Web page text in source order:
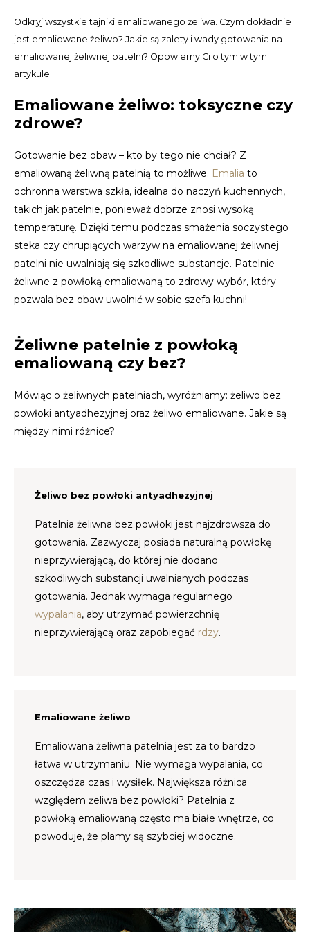
Polski
CHF
INR
CZK
DKK
ECS
LVL
MXN
Odkryj wszystkie tajniki emaliowanego żeliwa. Czym dokładnie
jest emaliowane żeliwo? Jakie są zalety i wady gotowania na
emaliowanej żeliwnej patelni? Opowiemy Ci o tym w tym
artykule.
Emaliowane żeliwo: toksyczne czy
zdrowe?
Gotowanie bez obaw – kto by tego nie chciał? Z
emaliowaną żeliwną patelnią to możliwe. Emalia to
ochronna warstwa szkła, idealna do naczyń kuchennych,
takich jak patelnie, ponieważ dobrze znosi wysoką
temperaturę. Dzięki temu podczas smażenia soczystego
steka czy chrupiących warzyw na emaliowanej żeliwnej
patelni nie uwalniają się szkodliwe substancje. Patelnie
żeliwne z powłoką emaliowaną to zdrowy wybór, który
pozwala bez obaw uwolnić w sobie szefa kuchni!
Żeliwne patelnie z powłoką
emaliowaną czy bez?
Mówiąc o żeliwnych patelniach, wyróżniamy: żeliwo bez
powłoki antyadhezyjnej oraz żeliwo emaliowane. Jakie są
między nimi różnice?
Żeliwo bez powłoki antyadhezyjnej
Patelnia żeliwna bez powłoki jest najzdrowsza do
gotowania. Zazwyczaj posiada naturalną powłokę
nieprzywierającą, do której nie dodano
szkodliwych substancji uwalnianych podczas
gotowania. Jednak wymaga regularnego
wypalania, aby utrzymać powierzchnię
nieprzywierającą oraz zapobiegać rdzy.
Emaliowane żeliwo
Emaliowana żeliwna patelnia jest za to bardzo
łatwa w utrzymaniu. Nie wymaga wypalania, co
oszczędza czas i wysiłek. Największa różnica
względem żeliwa bez powłoki? Patelnia z
powłoką emaliowaną często ma białe wnętrze, co
powoduje, że plamy są szybciej widoczne.